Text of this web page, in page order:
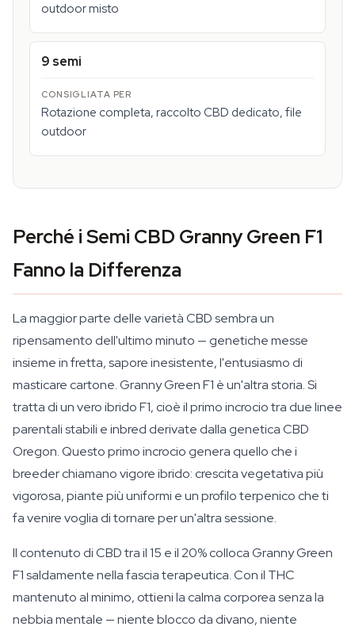
outdoor misto
9 semi
Rotazione completa, raccolto CBD dedicato, file
outdoor
Perché i Semi CBD Granny Green F1
Fanno la Differenza
La maggior parte delle varietà CBD sembra un
ripensamento dell'ultimo minuto — genetiche messe
insieme in fretta, sapore inesistente, l'entusiasmo di
masticare cartone. Granny Green F1 è un'altra storia. Si
tratta di un vero ibrido F1, cioè il primo incrocio tra due linee
parentali stabili e inbred derivate dalla genetica CBD
Oregon. Questo primo incrocio genera quello che i
breeder chiamano vigore ibrido: crescita vegetativa più
vigorosa, piante più uniformi e un profilo terpenico che ti
fa venire voglia di tornare per un'altra sessione.
Il contenuto di CBD tra il 15 e il 20% colloca Granny Green
F1 saldamente nella fascia terapeutica. Con il THC
mantenuto al minimo, ottieni la calma corporea senza la
nebbia mentale — niente blocco da divano, niente